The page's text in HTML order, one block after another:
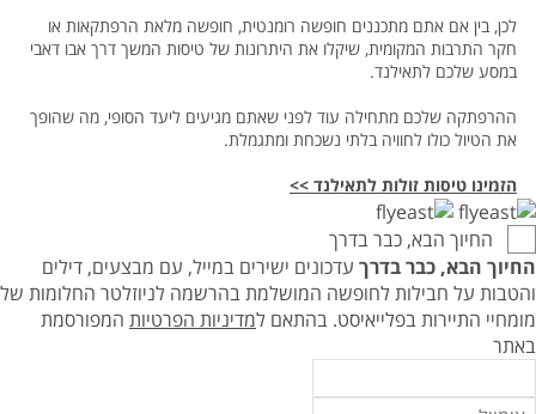
לכן, בין אם אתם מתכננים חופשה רומנטית, חופשה מלאת הרפתקאות או
חקר התרבות המקומית, שיקלו את היתרונות של טיסות המשך דרך אבו דאבי
במסע שלכם לתאילנד.
ההרפתקה שלכם מתחילה עוד לפני שאתם מגיעים ליעד הסופי, מה שהופך
את הטיול כולו לחוויה בלתי נשכחת ומתגמלת.
הזמינו טיסות זולות לתאילנד >>
החיוך הבא, כבר בדרך
החיוך הבא, כבר בדרך עדכונים ישירים במייל, עם מבצעים, דילים
והטבות על חבילות לחופשה המושלמת בהרשמה לניוזלטר החלומות של
מומחיי התיירות בפלייאיסט. בהתאם למדיניות הפרטיות המפורסמת
באתר